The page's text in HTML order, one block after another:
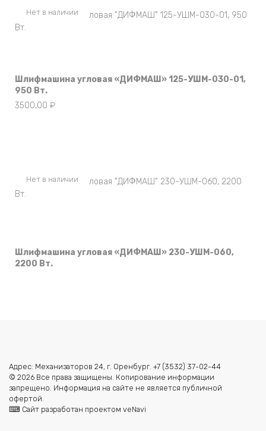
Нет в наличии
Шлифмашина угловая «ДИФМАШ» 125-УШМ-030-01,
950 Вт.
3500,00 ₽
Нет в наличии
Шлифмашина угловая «ДИФМАШ» 230-УШМ-060,
2200 Вт.
Адрес: Механизаторов 24, г. Оренбург. +7 (3532) 37-02-44
© 2026 Все права защищены. Копирование информации
запрещено. Информация на сайте не является публичной
офертой.
⌨ Сайт разработан проектом veNavi